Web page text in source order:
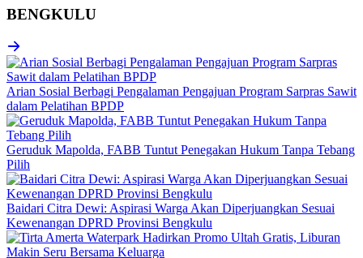
BENGKULU
Arian Sosial Berbagi Pengalaman Pengajuan Program Sarpras Sawit
dalam Pelatihan BPDP
Geruduk Mapolda, FABB Tuntut Penegakan Hukum Tanpa Tebang
Pilih
Baidari Citra Dewi: Aspirasi Warga Akan Diperjuangkan Sesuai
Kewenangan DPRD Provinsi Bengkulu